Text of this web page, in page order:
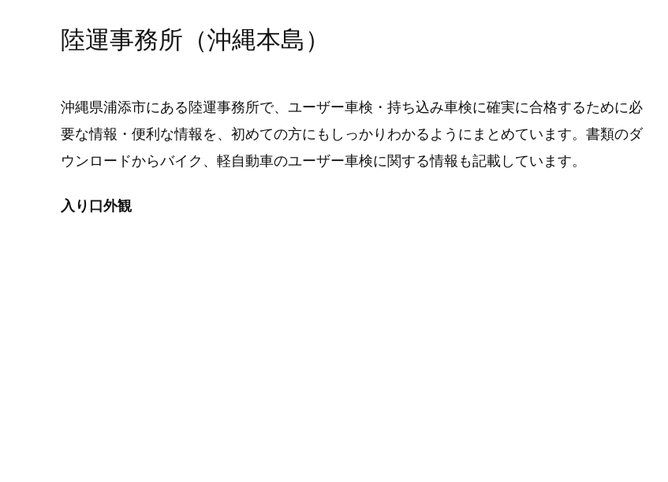
陸運事務所（沖縄本島）
沖縄県浦添市にある陸運事務所で、ユーザー車検・持ち込み車検に確実に合格するために必
要な情報・便利な情報を、初めての方にもしっかりわかるようにまとめています。書類のダ
ウンロードからバイク、軽自動車のユーザー車検に関する情報も記載しています。
入り口外観